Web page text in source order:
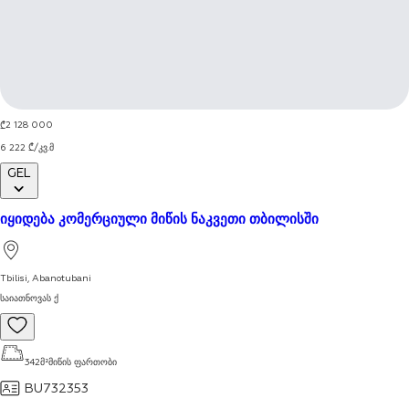
1 / 4
₾2 128 000
6 222 ₾/კვ.მ
GEL
იყიდება კომერციული მიწის ნაკვეთი თბილისში
Tbilisi, Abanotubani
საიათნოვას ქ
342მ²მიწის ფართობი
BU732353